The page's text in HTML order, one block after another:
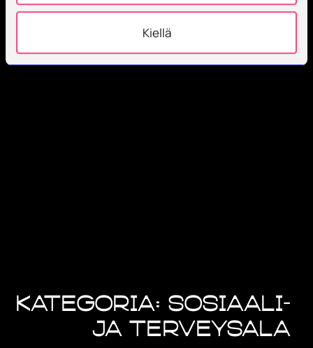
Kiellä
Kategoria: Sosiaali-
ja terveysala